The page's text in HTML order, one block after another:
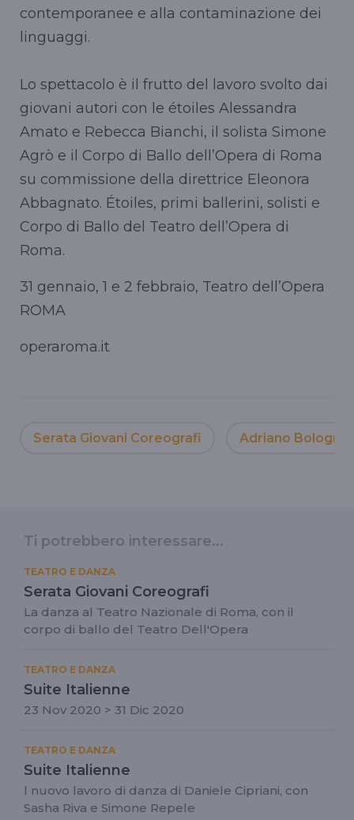
contemporanee e alla contaminazione dei
linguaggi.
Lo spettacolo è il frutto del lavoro svolto dai
giovani autori con le étoiles Alessandra
Amato e Rebecca Bianchi, il solista Simone
Agrò e il Corpo di Ballo dell’Opera di Roma
su commissione della direttrice Eleonora
Abbagnato. Étoiles, primi ballerini, solisti e
Corpo di Ballo del Teatro dell’Opera di
Roma.
31 gennaio, 1 e 2 febbraio, Teatro dell’Opera
ROMA
operaroma.it
Serata Giovani Coreografi Adriano
Ti potrebbero interessare...
TEATRO E DANZA
Serata Giovani Coreografi
La danza al Teatro Nazionale di Roma, con il
corpo di ballo del Teatro Dell'Opera
TEATRO E DANZA
Suite Italienne
23 Nov 2020 > 31 Dic 2020
TEATRO E DANZA
Suite Italienne
l nuovo lavoro di danza di Daniele Cipriani, con
Sasha Riva e Simone Repele